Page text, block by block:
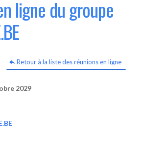
ligne du groupe
Retour à la liste des réunions en ligne
2029